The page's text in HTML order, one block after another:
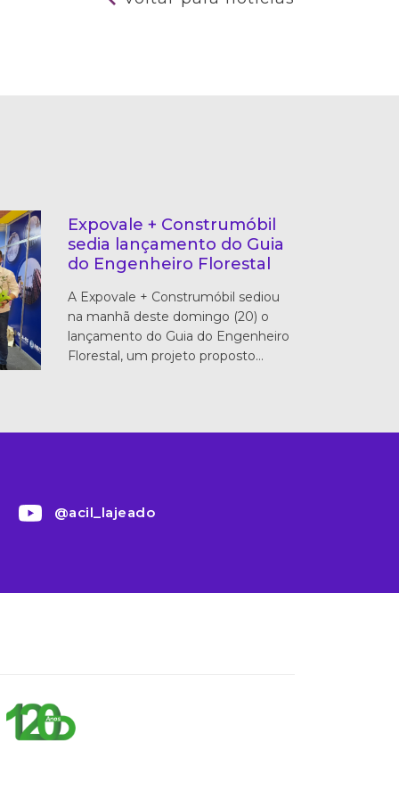
Expovale + Construmóbil
sedia lançamento do Guia
do Engenheiro Florestal
A Expovale + Construmóbil sediou
na manhã deste domingo (20) o
lançamento do Guia do Engenheiro
Florestal, um projeto proposto…
@acil_lajeado